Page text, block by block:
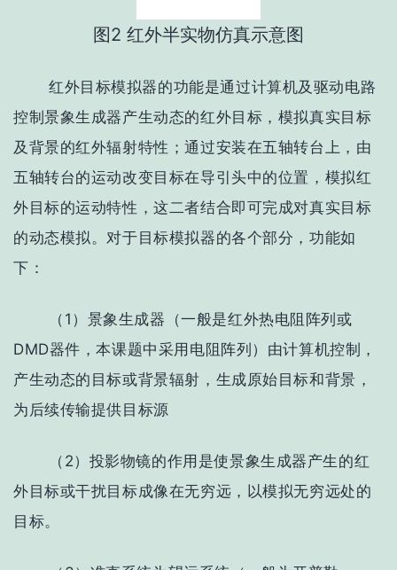
图2 红外半实物仿真示意图
红外目标模拟器的功能是通过计算机及驱动电路
控制景象生成器产生动态的红外目标，模拟真实目标
及背景的红外辐射特性；通过安装在五轴转台上，由
五轴转台的运动改变目标在导引头中的位置，模拟红
外目标的运动特性，这二者结合即可完成对真实目标
的动态模拟。对于目标模拟器的各个部分，功能如
下：
（1）景象生成器（一般是红外热电阻阵列或
DMD器件，本课题中采用电阻阵列）由计算机控制，
产生动态的目标或背景辐射，生成原始目标和背景，
为后续传输提供目标源
（2）投影物镜的作用是使景象生成器产生的红
外目标或干扰目标成像在无穷远，以模拟无穷远处的
目标。